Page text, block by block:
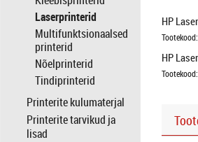
Laserprinterid
Multifunktsionaalsed
printerid
Nõelprinterid
Tindiprinterid
Printerite kulumaterjal
Printerite tarvikud ja
lisad
HP
HP